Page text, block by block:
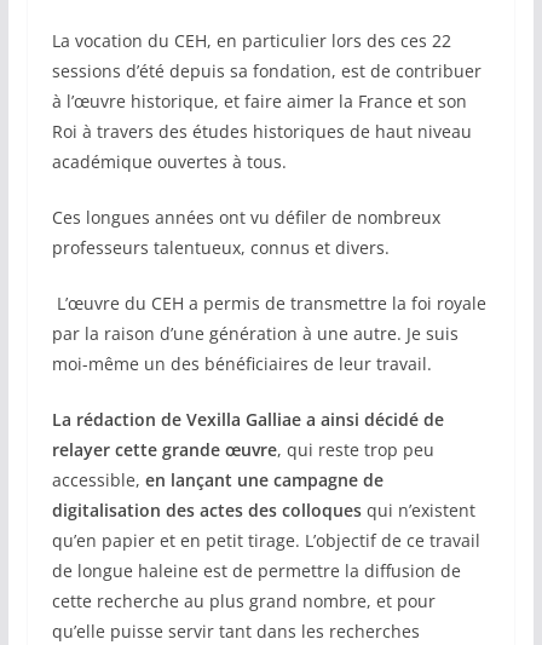
La vocation du CEH, en particulier lors des ces 22
sessions d’été depuis sa fondation, est de contribuer
à l’œuvre historique, et faire aimer la France et son
Roi à travers des études historiques de haut niveau
académique ouvertes à tous.
Ces longues années ont vu défiler de nombreux
professeurs talentueux, connus et divers.
L’œuvre du CEH a permis de transmettre la foi royale
par la raison d’une génération à une autre. Je suis
moi-même un des bénéficiaires de leur travail.
La rédaction de Vexilla Galliae a ainsi décidé de
relayer cette grande œuvre, qui reste trop peu
accessible, en lançant une campagne de
digitalisation des actes des colloquesqui n’existent
qu’en papier et en petit tirage. L’objectif de ce travail
de longue haleine est de permettre la diffusion de
cette recherche au plus grand nombre, et pour
qu’elle puisse servir tant dans les recherches